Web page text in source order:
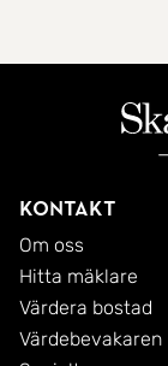
Kontakt
Om oss
Hitta mäklare
Värdera bostad
Värdebevakaren